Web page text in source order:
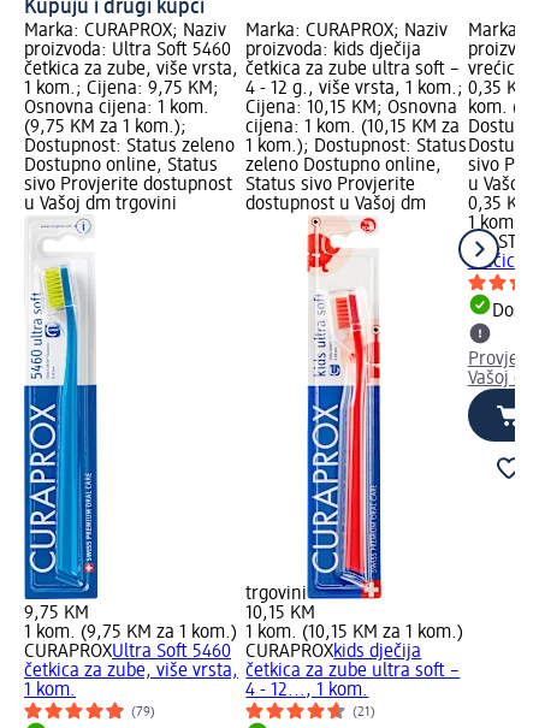
Kupuju i drugi kupci
Marka: CURAPROX; Naziv
proizvoda: Ultra Soft 5460
četkica za zube, više vrsta,
1 kom.; Cijena: 9,75 KM;
Osnovna cijena: 1 kom.
(9,75 KM za 1 kom.);
Dostupnost: Status zeleno
Dostupno online, Status
sivo Provjerite dostupnost
u Vašoj dm trgovini
9,75 KM
1 kom. (9,75 KM za 1 kom.)
CURAPROXUltra Soft 5460
četkica za zube, više vrsta,
1 kom.
(79)
Marka: CURAPROX; Naziv
proizvoda: kids dječija
četkica za zube ultra soft –
4 - 12 g., više vrsta, 1 kom.;
Cijena: 10,15 KM; Osnovna
cijena: 1 kom. (10,15 KM za
1 kom.); Dostupnost: Status
zeleno Dostupno online,
Status sivo Provjerite
dostupnost u Vašoj dm
trgovini
10,15 KM
1 kom. (10,15 KM za 1 kom.)
CURAPROXkids dječija
četkica za zube ultra soft –
4 - 12..., 1 kom.
(21)
Marka:
vrećica,
0,35
kom.
sivo
u Vašoj
0,35 KM
1 kom.
PLASTEX
vrećica,
Vašoj